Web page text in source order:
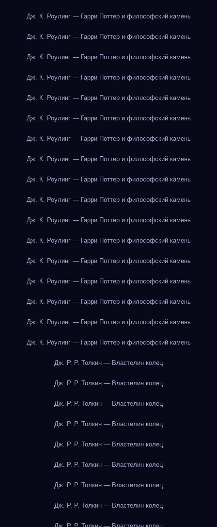
Дж. К. Роулинг — Гарри Поттер и философский камень
Дж. К. Роулинг — Гарри Поттер и философский камень
Дж. К. Роулинг — Гарри Поттер и философский камень
Дж. К. Роулинг — Гарри Поттер и философский камень
Дж. К. Роулинг — Гарри Поттер и философский камень
Дж. К. Роулинг — Гарри Поттер и философский камень
Дж. К. Роулинг — Гарри Поттер и философский камень
Дж. К. Роулинг — Гарри Поттер и философский камень
Дж. К. Роулинг — Гарри Поттер и философский камень
Дж. К. Роулинг — Гарри Поттер и философский камень
Дж. К. Роулинг — Гарри Поттер и философский камень
Дж. К. Роулинг — Гарри Поттер и философский камень
Дж. К. Роулинг — Гарри Поттер и философский камень
Дж. К. Роулинг — Гарри Поттер и философский камень
Дж. К. Роулинг — Гарри Поттер и философский камень
Дж. К. Роулинг — Гарри Поттер и философский камень
Дж. К. Роулинг — Гарри Поттер и философский камень
Дж. Р. Р. Толкин — Властелин колец
Дж. Р. Р. Толкин — Властелин колец
Дж. Р. Р. Толкин — Властелин колец
Дж. Р. Р. Толкин — Властелин колец
Дж. Р. Р. Толкин — Властелин колец
Дж. Р. Р. Толкин — Властелин колец
Дж. Р. Р. Толкин — Властелин колец
Дж. Р. Р. Толкин — Властелин колец